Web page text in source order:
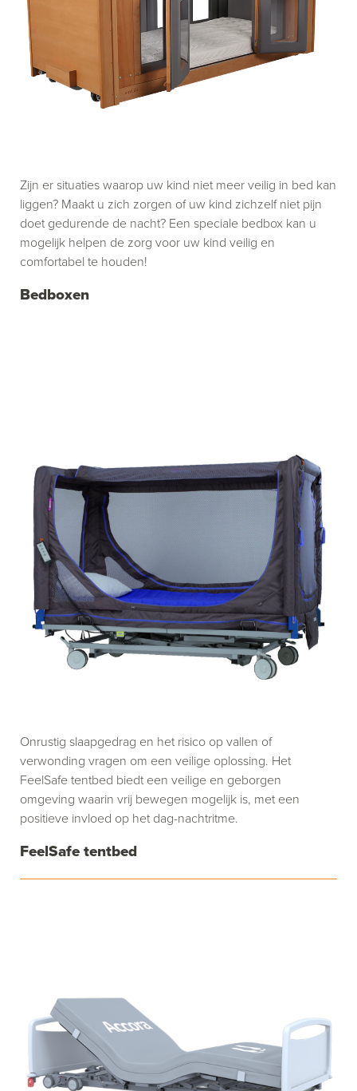
Bedboxen
Zijn er situaties waarop uw kind niet meer veilig in bed kan
liggen? Maakt u zich zorgen of uw kind zichzelf niet pijn
doet gedurende de nacht? Een speciale bedbox kan u
mogelijk helpen de zorg voor uw kind veilig en
comfortabel te houden!
FeelSafe tentbed
Onrustig slaapgedrag en het risico op vallen of
verwonding vragen om een veilige oplossing. Het
FeelSafe tentbed biedt een veilige en geborgen
omgeving waarin vrij bewegen mogelijk is, met een
positieve invloed op het dag-nachtritme.